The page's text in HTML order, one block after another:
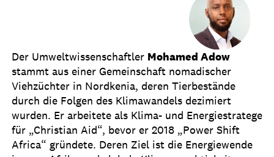
Der Umweltwissenschaftler Mohamed Adow
stammt aus einer Gemeinschaft nomadischer
Viehzüchter in Nordkenia, deren Tierbestände
durch die Folgen des Klimawandels dezimiert
wurden. Er arbeitete als Klima- und Energiestratege
für „Christian Aid“, bevor er 2018 „Power Shift
Africa“ gründete. Deren Ziel ist die Energiewende